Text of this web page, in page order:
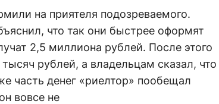
на приятеля подозреваемого.
что так они быстрее оформят
2,5 миллиона рублей. После этого
рублей, а владельцам сказал, что
часть денег «риелтор» пообещал
вовсе не